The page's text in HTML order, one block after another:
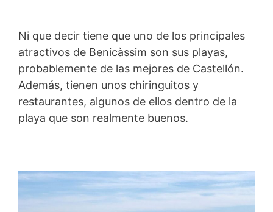
Ni que decir tiene que uno de los principales
atractivos de Benicàssim son sus playas,
probablemente de las mejores de Castellón.
Además, tienen unos chiringuitos y
restaurantes, algunos de ellos dentro de la
playa que son realmente buenos.